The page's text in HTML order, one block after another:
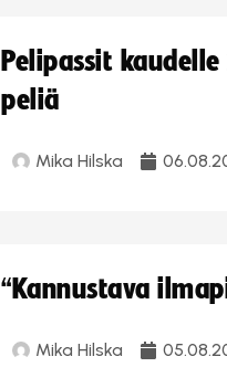
Pelipassit
peliä
Mika Hilska
“Kannustava
Mika Hilska